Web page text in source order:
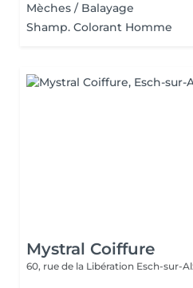
Mèches / Balayage
Shamp. Colorant Homme
Mystral Coiffure
60, rue de la Libération Esch-sur-